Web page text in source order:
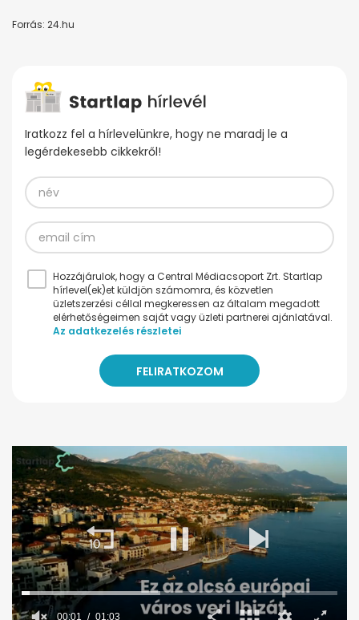
Forrás: 24.hu
Iratkozz fel a hírlevelünkre, hogy ne maradj le a
legérdekesebb cikkekről!
Hozzájárulok, hogy a Central Médiacsoport Zrt. Startlap
hírlevel(ek)et küldjön számomra, és közvetlen
üzletszerzési céllal megkeressen az általam megadott
elérhetőségeimen saját vagy üzleti partnerei ajánlatával.
Az adatkezelés részletei
00:02 01:03